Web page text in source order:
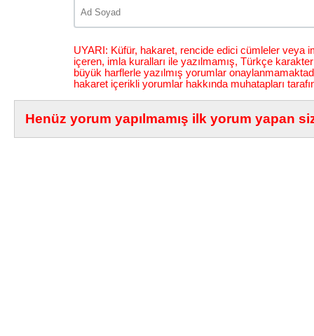
UYARI: Küfür, hakaret, rencide edici cümleler veya
içeren, imla kuralları ile yazılmamış, Türkçe
büyük harflerle yazılmış yorumlar
hakaret içerikli yorumlar hakkında muhatapları
Henüz yorum yapılmamış ilk yorum yapan